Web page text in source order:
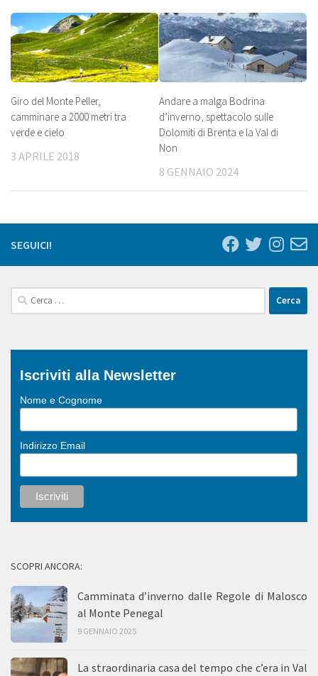
Giro del Monte Peller,
camminare a 2000 metri tra
verde e cielo
3 APRILE 2018
Andare a malga Bodrina
d’inverno, spettacolo sulle
Dolomiti di Brenta e la Val di
Non
8 GENNAIO 2024
SEGUICI!
Ricerca
per:
Iscriviti alla Newsletter
Nome e Cognome
Indirizzo Email
SCOPRI ANCORA:
Camminata d’inverno dalle Regole di Malosco
al Monte Penegal
9 GENNAIO 2025
La straordinaria casa del tempo che c’era in Val